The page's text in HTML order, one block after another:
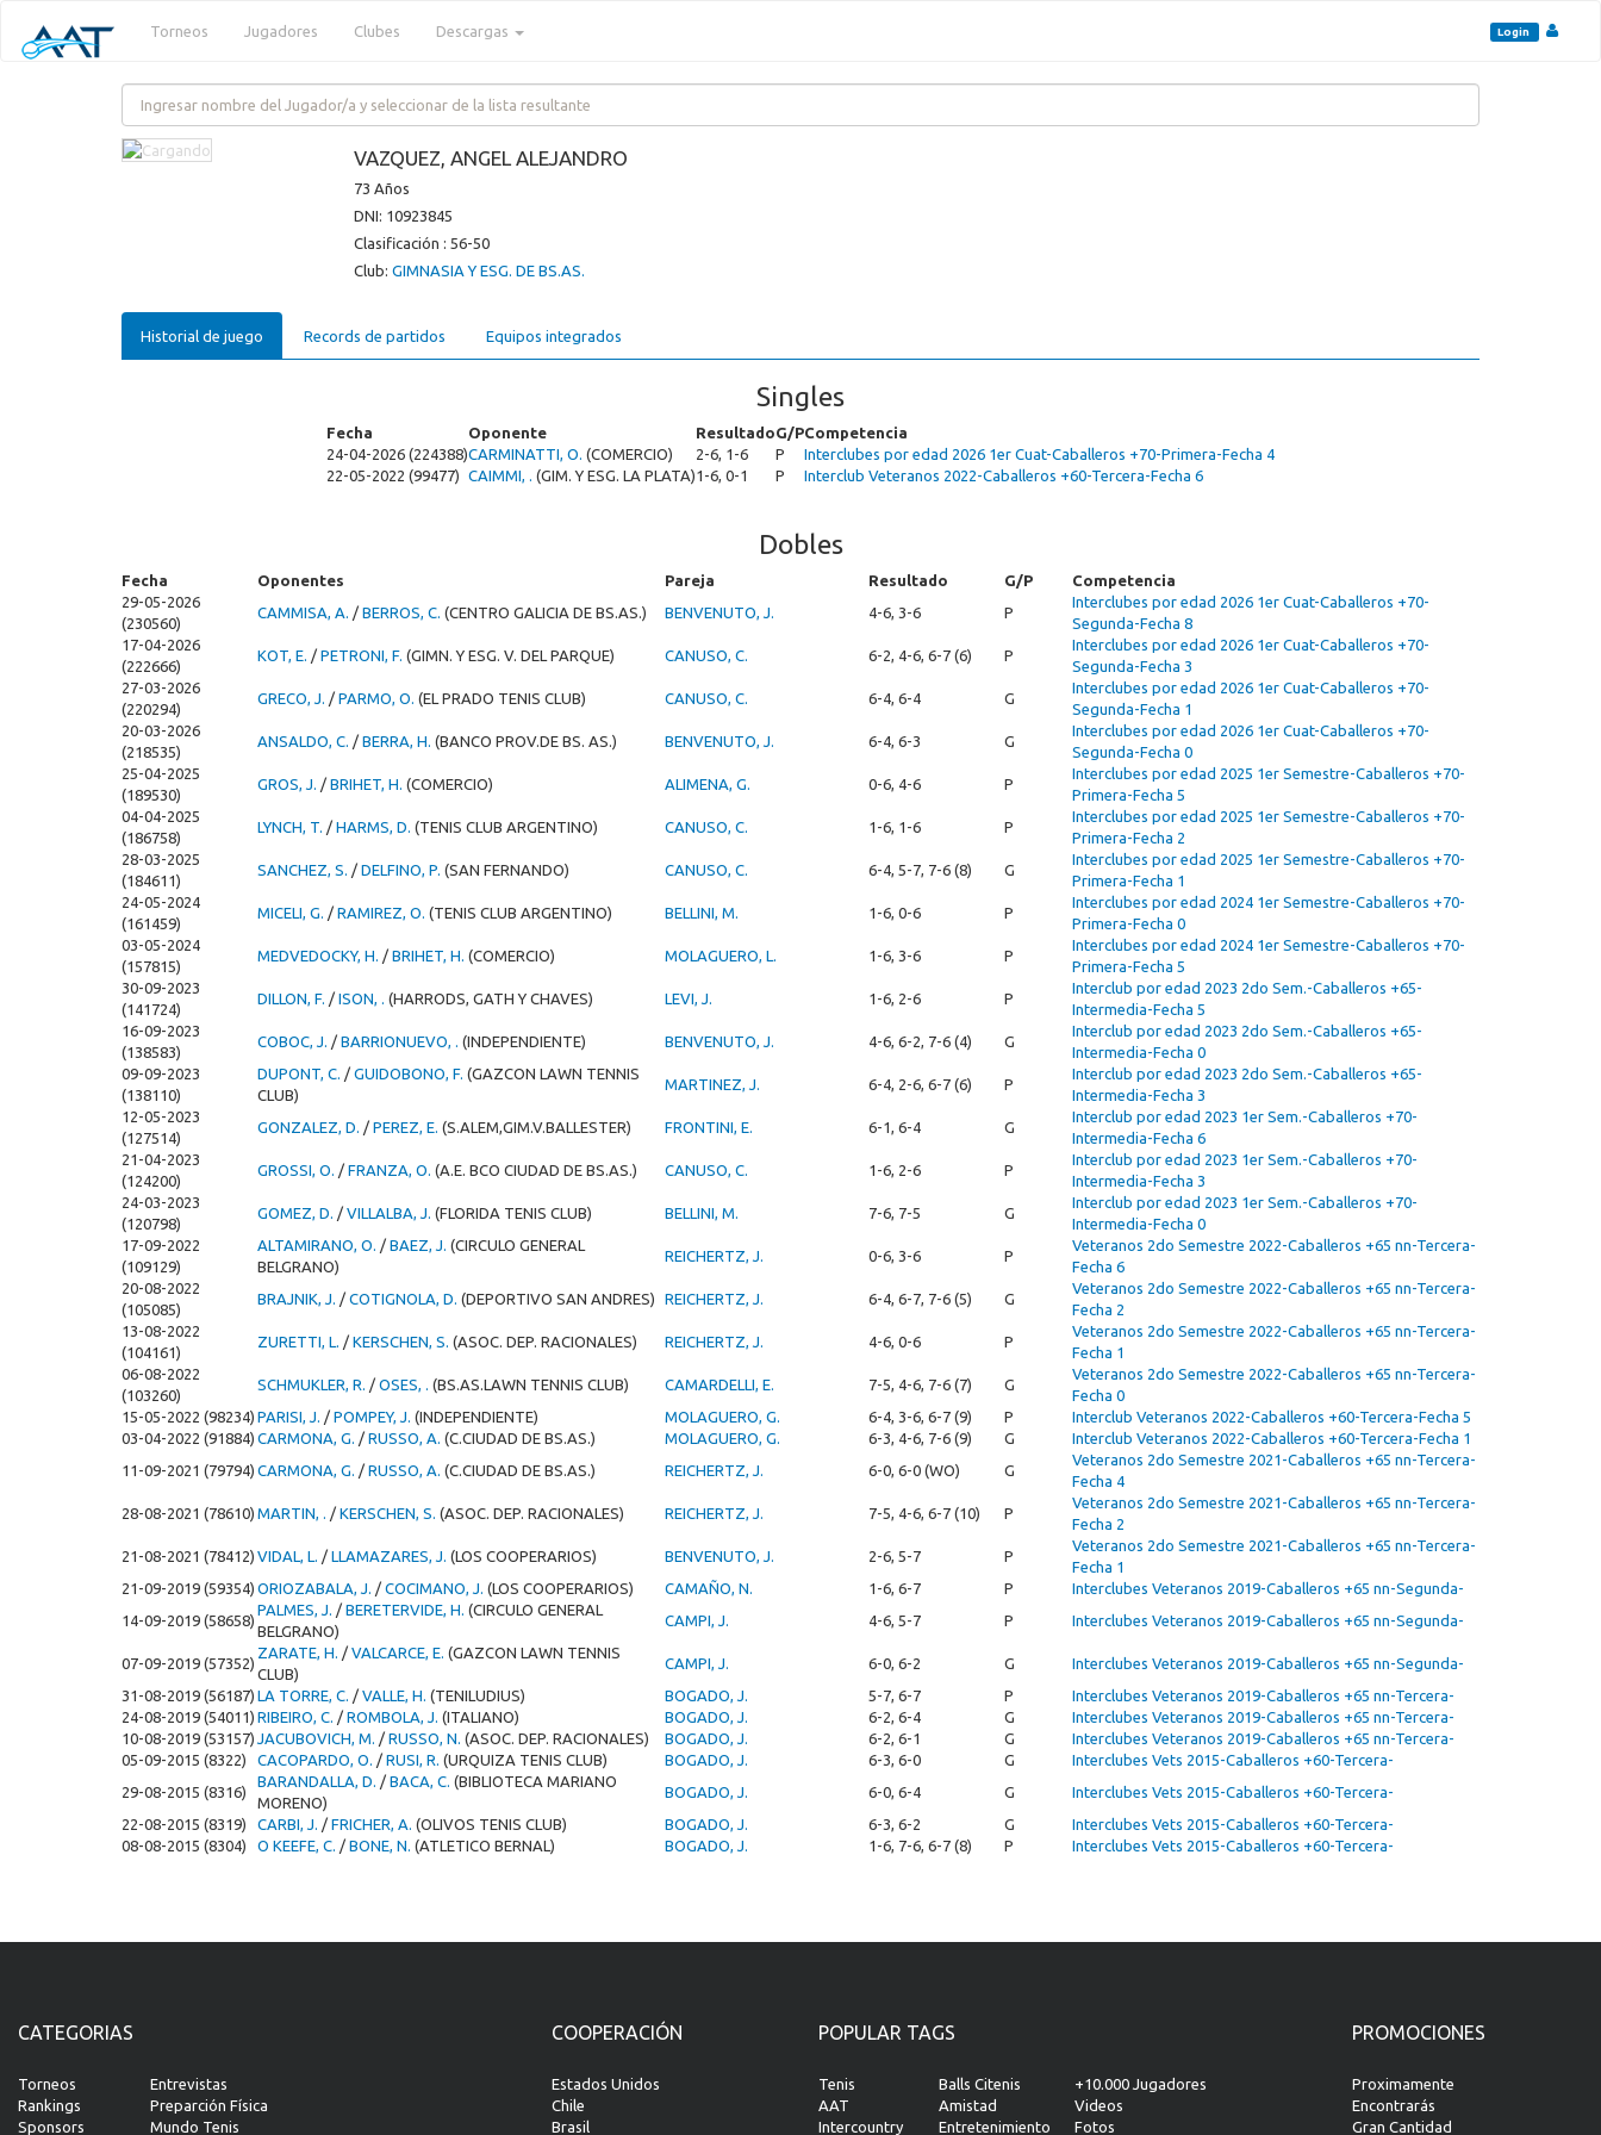
Torneos Jugadores Clubes Descargas Login
VAZQUEZ, ANGEL ALEJANDRO
73 Años
DNI: 10923845
Clasificación : 56-50
Club: GIMNASIA Y ESG. DE BS.AS.
Historial de juego Records de partidos Equipos integrados
Singles
Fecha Oponente ResultadoG/PCompetencia
24-04-2026 (224388)CARMINATTI, O. (COMERCIO) 2-6, 1-6 P
Interclubes por edad 2026 1er Cuat-Caballeros +70-Primera-Fecha 4
22-05-2022 (99477) CAIMMI, . (GIM. Y ESG. LA PLATA)1-6, 0-1 P Interclub Veteranos 2022-Caballeros +60-Tercera-Fecha 6
Dobles
Fecha Oponentes Pareja Resultado G/P
Competencia
29-05-2026
(230560)
CAMMISA, A. / BERROS, C. (CENTRO GALICIA DE BS.AS.) BENVENUTO, J. 4-6, 3-6 P
Interclubes por edad 2026 1er Cuat-Caballeros +70-
Segunda-Fecha 8
17-04-2026
(222666)
KOT, E. / PETRONI, F. (GIMN. Y ESG. V. DEL PARQUE) CANUSO, C. 6-2, 4-6, 6-7 (6) P
Interclubes por edad 2026 1er Cuat-Caballeros +70-
Segunda-Fecha 3
27-03-2026
(220294)
GRECO, J. / PARMO, O. (EL PRADO TENIS CLUB) CANUSO, C. 6-4, 6-4 G
Interclubes por edad 2026 1er Cuat-Caballeros +70-
Segunda-Fecha 1
20-03-2026
(218535)
ANSALDO, C. / BERRA, H. (BANCO PROV.DE BS. AS.) BENVENUTO, J. 6-4, 6-3 G
Interclubes por edad 2026 1er Cuat-Caballeros +70-
Segunda-Fecha 0
25-04-2025
(189530)
GROS, J. / BRIHET, H. (COMERCIO) ALIMENA, G. 0-6, 4-6 P
Interclubes por edad 2025 1er Semestre-Caballeros +70-
Primera-Fecha 5
04-04-2025
(186758)
LYNCH, T. / HARMS, D. (TENIS CLUB ARGENTINO) CANUSO, C. 1-6, 1-6 P
Interclubes por edad 2025 1er Semestre-Caballeros +70-
Primera-Fecha 2
28-03-2025
(184611)
SANCHEZ, S. / DELFINO, P. (SAN FERNANDO) CANUSO, C. 6-4, 5-7, 7-6 (8) G
Interclubes por edad 2025 1er Semestre-Caballeros +70-
Primera-Fecha 1
24-05-2024
(161459)
MICELI, G. / RAMIREZ, O. (TENIS CLUB ARGENTINO) BELLINI, M. 1-6, 0-6 P
Interclubes por edad 2024 1er Semestre-Caballeros +70-
Primera-Fecha 0
03-05-2024
(157815)
MEDVEDOCKY, H. / BRIHET, H. (COMERCIO) MOLAGUERO, L. 1-6, 3-6 P
Interclubes por edad 2024 1er Semestre-Caballeros +70-
Primera-Fecha 5
30-09-2023
(141724)
DILLON, F. / ISON, . (HARRODS, GATH Y CHAVES) LEVI, J. 1-6, 2-6 P
Interclub por edad 2023 2do Sem.-Caballeros +65-
Intermedia-Fecha 5
16-09-2023
(138583)
COBOC, J. / BARRIONUEVO, . (INDEPENDIENTE) BENVENUTO, J. 4-6, 6-2, 7-6 (4) G
Interclub por edad 2023 2do Sem.-Caballeros +65-
Intermedia-Fecha 0
09-09-2023
(138110)
DUPONT, C. / GUIDOBONO, F. (GAZCON LAWN TENNIS
CLUB)
MARTINEZ, J. 6-4, 2-6, 6-7 (6) P
Interclub por edad 2023 2do Sem.-Caballeros +65-
Intermedia-Fecha 3
12-05-2023
(127514)
GONZALEZ, D. / PEREZ, E. (S.ALEM,GIM.V.BALLESTER) FRONTINI, E. 6-1, 6-4 G
Interclub por edad 2023 1er Sem.-Caballeros +70-
Intermedia-Fecha 6
21-04-2023
(124200)
GROSSI, O. / FRANZA, O. (A.E. BCO CIUDAD DE BS.AS.) CANUSO, C. 1-6, 2-6 P
Interclub por edad 2023 1er Sem.-Caballeros +70-
Intermedia-Fecha 3
24-03-2023
(120798)
GOMEZ, D. / VILLALBA, J. (FLORIDA TENIS CLUB) BELLINI, M. 7-6, 7-5 G
Interclub por edad 2023 1er Sem.-Caballeros +70-
Intermedia-Fecha 0
17-09-2022
(109129)
ALTAMIRANO, O. / BAEZ, J. (CIRCULO GENERAL
BELGRANO)
REICHERTZ, J. 0-6, 3-6 P
Veteranos 2do Semestre 2022-Caballeros +65 nn-Tercera-
Fecha 6
20-08-2022
(105085)
BRAJNIK, J. / COTIGNOLA, D. (DEPORTIVO SAN ANDRES) REICHERTZ, J. 6-4, 6-7, 7-6 (5) G
Veteranos 2do Semestre 2022-Caballeros +65 nn-Tercera-
Fecha 2
13-08-2022
(104161)
ZURETTI, L. / KERSCHEN, S. (ASOC. DEP. RACIONALES) REICHERTZ, J. 4-6, 0-6 P
Veteranos 2do Semestre 2022-Caballeros +65 nn-Tercera-
Fecha 1
06-08-2022
(103260)
SCHMUKLER, R. / OSES, . (BS.AS.LAWN TENNIS CLUB) CAMARDELLI, E. 7-5, 4-6, 7-6 (7) G
Veteranos 2do Semestre 2022-Caballeros +65 nn-Tercera-
Fecha 0
15-05-2022 (98234) PARISI, J. / POMPEY, J. (INDEPENDIENTE) MOLAGUERO, G. 6-4, 3-6, 6-7 (9) P
Interclub Veteranos 2022-Caballeros +60-Tercera-Fecha 5
03-04-2022 (91884) CARMONA, G. / RUSSO, A. (C.CIUDAD DE BS.AS.) MOLAGUERO, G. 6-3, 4-6, 7-6 (9) G
Interclub Veteranos 2022-Caballeros +60-Tercera-Fecha 1
11-09-2021 (79794) CARMONA, G. / RUSSO, A. (C.CIUDAD DE BS.AS.) REICHERTZ, J. 6-0, 6-0 (WO) G
Veteranos 2do Semestre 2021-Caballeros +65 nn-Tercera-
Fecha 4
28-08-2021 (78610) MARTIN, . / KERSCHEN, S. (ASOC. DEP. RACIONALES) REICHERTZ, J. 7-5, 4-6, 6-7 (10) P
Veteranos 2do Semestre 2021-Caballeros +65 nn-Tercera-
Fecha 2
21-08-2021 (78412) VIDAL, L. / LLAMAZARES, J. (LOS COOPERARIOS) BENVENUTO, J. 2-6, 5-7 P
Veteranos 2do Semestre 2021-Caballeros +65 nn-Tercera-
Fecha 1
21-09-2019 (59354) ORIOZABALA, J. / COCIMANO, J. (LOS COOPERARIOS) CAMAÑO, N. 1-6, 6-7 P
Interclubes Veteranos 2019-Caballeros +65 nn-Segunda-
14-09-2019 (58658)
PALMES, J. / BERETERVIDE, H. (CIRCULO GENERAL
BELGRANO)
CAMPI, J. 4-6, 5-7 P Interclubes Veteranos 2019-Caballeros +65 nn-Segunda-
07-09-2019 (57352)
ZARATE, H. / VALCARCE, E. (GAZCON LAWN TENNIS
CLUB)
CAMPI, J. 6-0, 6-2 G
Interclubes Veteranos 2019-Caballeros +65 nn-Segunda-
31-08-2019 (56187) LA TORRE, C. / VALLE, H. (TENILUDIUS) BOGADO, J. 5-7, 6-7 P
Interclubes Veteranos 2019-Caballeros +65 nn-Tercera-
24-08-2019 (54011) RIBEIRO, C. / ROMBOLA, J. (ITALIANO) BOGADO, J. 6-2, 6-4 G
Interclubes Veteranos 2019-Caballeros +65 nn-Tercera-
10-08-2019 (53157) JACUBOVICH, M. / RUSSO, N. (ASOC. DEP. RACIONALES) BOGADO, J. 6-2, 6-1 G
Interclubes Veteranos 2019-Caballeros +65 nn-Tercera-
05-09-2015 (8322)
CACOPARDO, O. / RUSI, R. (URQUIZA TENIS CLUB) BOGADO, J. 6-3, 6-0 G
Interclubes Vets 2015-Caballeros +60-Tercera-
29-08-2015 (8316)
BARANDALLA, D. / BACA, C. (BIBLIOTECA MARIANO
MORENO)
BOGADO, J. 6-0, 6-4 G
Interclubes Vets 2015-Caballeros +60-Tercera-
22-08-2015 (8319)
CARBI, J. / FRICHER, A. (OLIVOS TENIS CLUB) BOGADO, J. 6-3, 6-2 G
Interclubes Vets 2015-Caballeros +60-Tercera-
08-08-2015 (8304)
O KEEFE, C. / BONE, N. (ATLETICO BERNAL) BOGADO, J. 1-6, 7-6, 6-7 (8) P Interclubes Vets 2015-Caballeros +60-Tercera-
CATEGORIAS
Torneos
Rankings
Sponsors
Entrevistas
Preparción Física
Mundo Tenis
COOPERACIÓN
Estados Unidos
Chile
Brasil
POPULAR TAGS
Tenis
AAT
Intercountry
Balls Citenis
Amistad
Entretenimiento
+10.000 Jugadores
Videos
Fotos
PROMOCIONES
Proximamente
Encontrarás
Gran Cantidad